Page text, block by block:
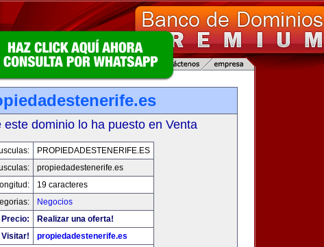
este dominio lo ha puesto en Venta
PROPIEDADESTENERIFE.ES
propiedadestenerife.es
19 caracteres
Negocios
Precio:
Realizar una oferta!
Visitar!
propiedadestenerife.es